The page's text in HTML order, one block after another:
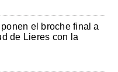
el broche final a
de Lieres con la